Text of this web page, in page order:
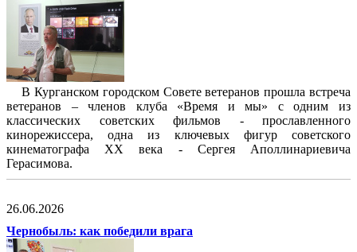
В Курганском городском Совете ветеранов прошла встреча
ветеранов – членов клуба «Время и мы» с одним из
классических советских фильмов - прославленного
кинорежиссера, одна из ключевых фигур советского
кинематографа XX века - Сергея Аполлинариевича
Герасимова.
26.06.2026
Чернобыль: как победили врага